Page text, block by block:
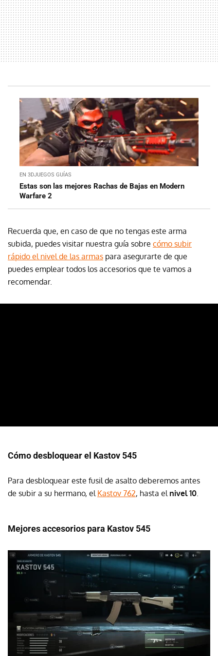
EN 3DJUEGOS GUÍAS
Estas son las mejores Rachas de Bajas en Modern
Warfare 2
Recuerda que, en caso de que no tengas este arma
subida, puedes visitar nuestra guía sobre cómo subir
rápido el nivel de las armas para asegurarte de que
puedes emplear todos los accesorios que te vamos a
recomendar.
Cómo desbloquear el Kastov 545
Para desbloquear este fusil de asalto deberemos antes
de subir a su hermano, el Kastov 762, hasta el nivel 10
Mejores accesorios para Kastov 545